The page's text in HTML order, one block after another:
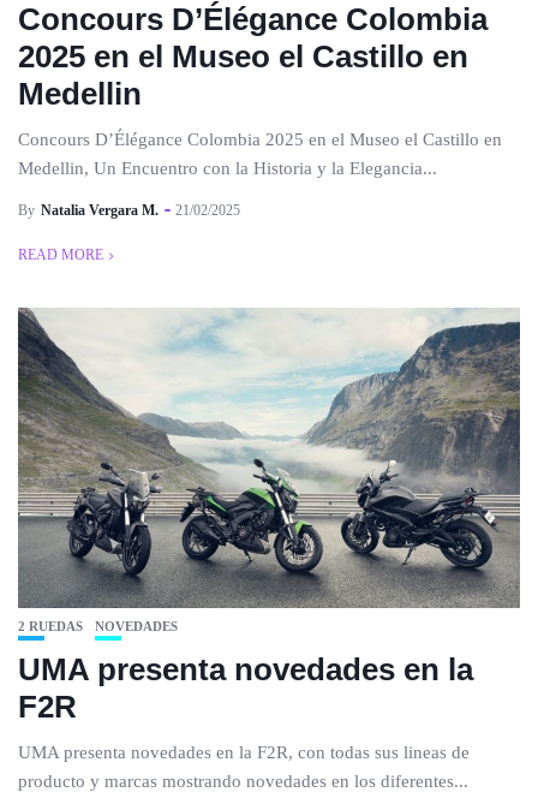
Concours D’Élégance Colombia
2025 en el Museo el Castillo en
Medellin
Concours D’Élégance Colombia 2025 en el Museo el Castillo en
Medellin, Un Encuentro con la Historia y la Elegancia...
By Natalia Vergara M. 21/02/2025
READ MORE
2 RUEDAS NOVEDADES
UMA presenta novedades en la
F2R
UMA presenta novedades en la F2R, con todas sus lineas de
producto y marcas mostrando novedades en los diferentes...